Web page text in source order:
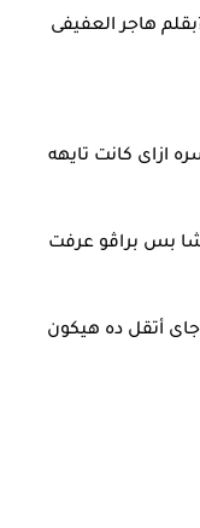
هاجر العفيفى
ازاى كانت تايهه
بس براڤو عرفت
أتقل ده هيكون